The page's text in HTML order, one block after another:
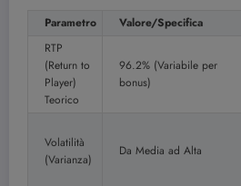
Parametro Valore/Specifica
RTP
(Return to
Player)
Teorico
96.2% (Variabile per
bonus)
Volatilità
(Varianza)
Da Media ad Alta